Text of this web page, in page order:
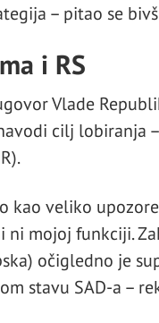
– pitao se
i RS
Vlade
cilj lobiranja
kao veliko
mojoj funkciji.
očigledno je
stavu SAD-a –